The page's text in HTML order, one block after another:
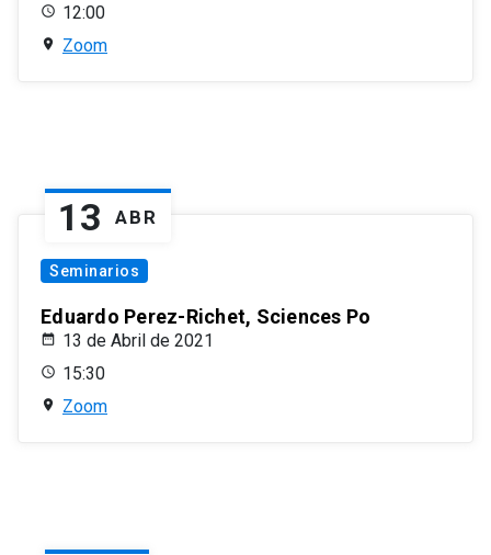
12:00
Zoom
13 ABR
Seminarios
Eduardo Perez-Richet, Sciences Po
13 de Abril de 2021
15:30
Zoom